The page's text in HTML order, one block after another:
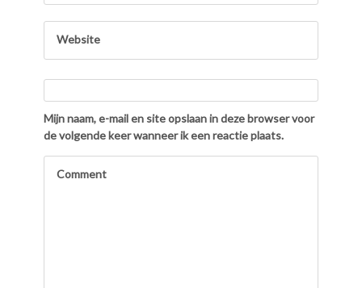
Mijn naam, e-mail en site opslaan in deze browser voor
de volgende keer wanneer ik een reactie plaats.